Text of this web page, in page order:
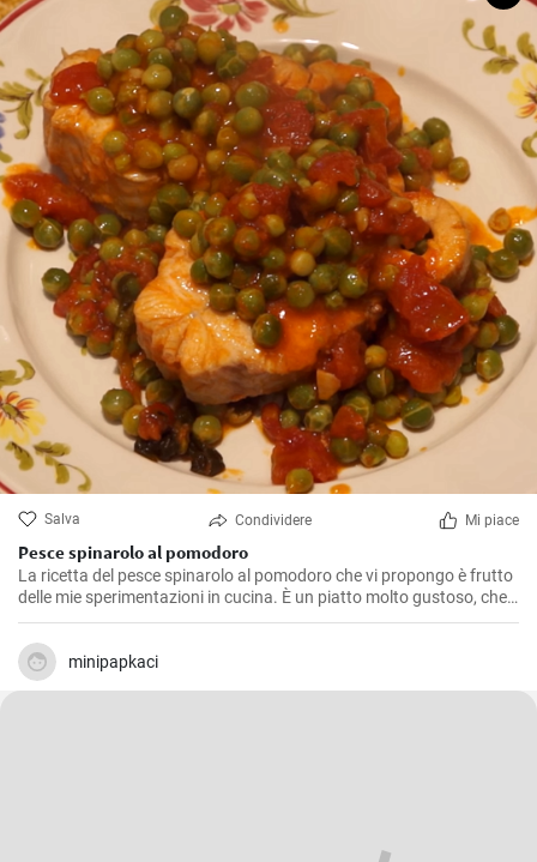
Salva Condividere Mi piace
Pesce spinarolo al pomodoro
La ricetta del pesce spinarolo al pomodoro che vi propongo è frutto
delle mie sperimentazioni in cucina. È un piatto molto gustoso, che
ho affinato nel tempo, cercando il giusto equilibrio tra il sapore del
pesce e quello del pomodoro. Da buon amante della cucina di mare,
ritengo che vale la pena provare a prepararlo.
minipapkaci